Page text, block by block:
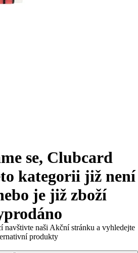
se, Clubcard
kategorii již není
je již zboží
navštivte naši Akční stránku a vyhledejte
produkty